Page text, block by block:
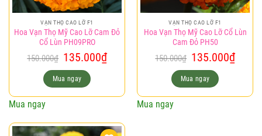
VẠN THỌ CAO LỠ F1
Hoa Vạn Thọ Mỹ Cao Lỡ Cam Đỏ
Cổ Lùn PH09PRO
150.000₫ Giá
gốc
là:
150.000₫.
135.000₫Giá
hiện
135.000₫.
Mua ngay
Mua ngay
VẠN THỌ CAO LỠ F1
Hoa Vạn Thọ Mỹ Cao Lỡ Cổ Lùn
Cam Đỏ PH50
150.000₫ Giá
gốc
là:
150.000₫.
135.000₫Giá
hiện
Mua ngay
Mua ngay